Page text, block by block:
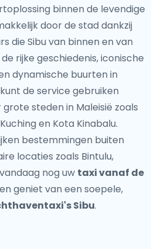
binnen de levendige
door de stad dankzij
die Sibu van binnen en van
rijke geschiedenis, iconische
dynamische buurten in
de service gebruiken
grote steden in Maleisië zoals
en Kota Kinabalu.
bestemmingen buiten
locaties zoals Bintulu,
nog uw taxi vanaf de
en geniet van een soepele,
Sibu.